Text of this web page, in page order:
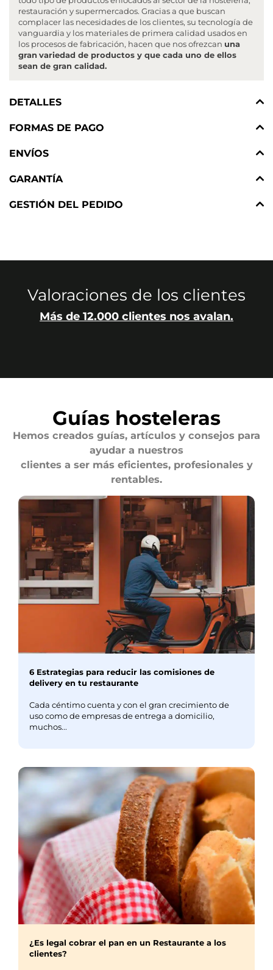
restauración y supermercados. Gracias a que buscan
complacer las necesidades de los clientes, su tecnología de
vanguardia y los materiales de primera calidad usados en
los procesos de fabricación, hacen que nos ofrezcan una
gran variedad de productos y que cada uno de ellos
sean de gran calidad.
DETALLES
FORMAS DE PAGO
ENVÍOS
GARANTÍA
GESTIÓN DEL PEDIDO
Valoraciones de los clientes
Más de 12.000 clientes nos avalan.
Guías hosteleras
Hemos creados guías, artículos y consejos para
ayudar a nuestros
clientes a ser más eficientes, profesionales y
rentables.
6 Estrategias para reducir las comisiones de
delivery en tu restaurante
Cada céntimo cuenta y con el gran crecimiento de
uso como de empresas de entrega a domicilio,
muchos...
¿Es legal cobrar el pan en un Restaurante a los
clientes?